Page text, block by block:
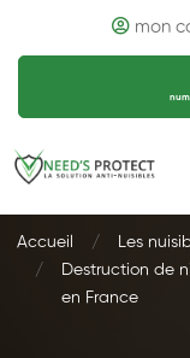
mon
Accueil
Les
Destruction de
en France